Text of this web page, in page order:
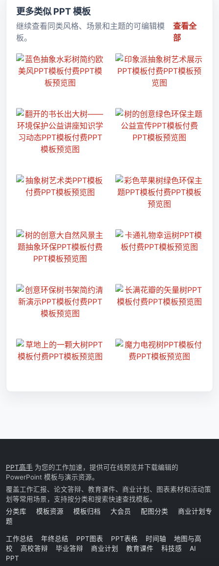
更多类似 PPT 模板
继续查看同类风格、场景和主题的可编辑模
板。
查看全
部
PPT高手 为您的工作加速，提供可在线预览并下载编辑的
PowerPoint 模板与演示资源。
覆盖工作汇报、论文答辩、教育课件、商业计划、图表素材和活动策
划等常用场景，支持按分类和搜索快速查找模板。
分类库
模板资源 模板归档 大会员 配图分类
商业计划专
题
工作总结 年终总结 PPT图表 PPT表格 时间轴
地图与高
校
高校答辩 毕业答辩 商业计划 教育课件 科技感
AI
PPT